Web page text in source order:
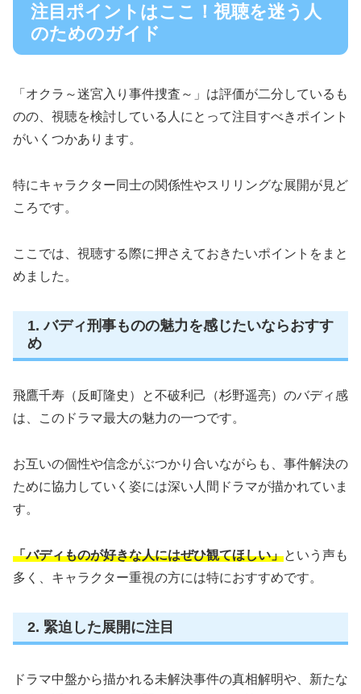
注目ポイントはここ！視聴を迷う人
のためのガイド
「オクラ～迷宮入り事件捜査～」は評価が二分しているも
のの、視聴を検討している人にとって注目すべきポイント
がいくつかあります。
特にキャラクター同士の関係性やスリリングな展開が見ど
ころです。
ここでは、視聴する際に押さえておきたいポイントをまと
めました。
1. バディ刑事ものの魅力を感じたいならおすす
め
飛鷹千寿（反町隆史）と不破利己（杉野遥亮）のバディ感
は、このドラマ最大の魅力の一つです。
お互いの個性や信念がぶつかり合いながらも、事件解決の
ために協力していく姿には深い人間ドラマが描かれていま
す。
「バディものが好きな人にはぜひ観てほしい」という声も
多く、キャラクター重視の方には特におすすめです。
2. 緊迫した展開に注目
ドラマ中盤から描かれる未解決事件の真相解明や、新たな